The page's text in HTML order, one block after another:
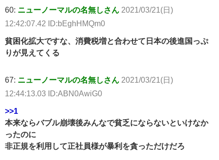
60: ニューノーマルの名無しさん 2021/03/21(日)
12:42:07.42 ID:bEghHMQm0
貧困化拡大ですな、消費税増と合わせて日本の後進国っぷ
りが見えてくる
67: ニューノーマルの名無しさん 2021/03/21(日)
12:44:13.03 ID:ABN0AwiG0
>>1
本来ならバブル崩壊後みんなで貧乏にならないといけなか
ったのに
非正規を利用して正社員様が暴利を貪っただけだろ